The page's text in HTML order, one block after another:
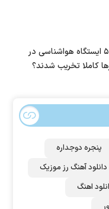
آسیب جدی به ۵۰ ایستگاه هواشناسی در
کاملا تخریب شدند؟
پنجره دوجداره
دانلود آهنگ رز‌ موزیک
اهنگ